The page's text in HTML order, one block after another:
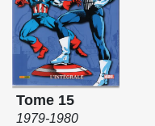
Tome 15
1979-1980